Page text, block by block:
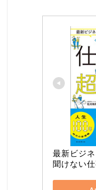
最新ビジ
聞けない